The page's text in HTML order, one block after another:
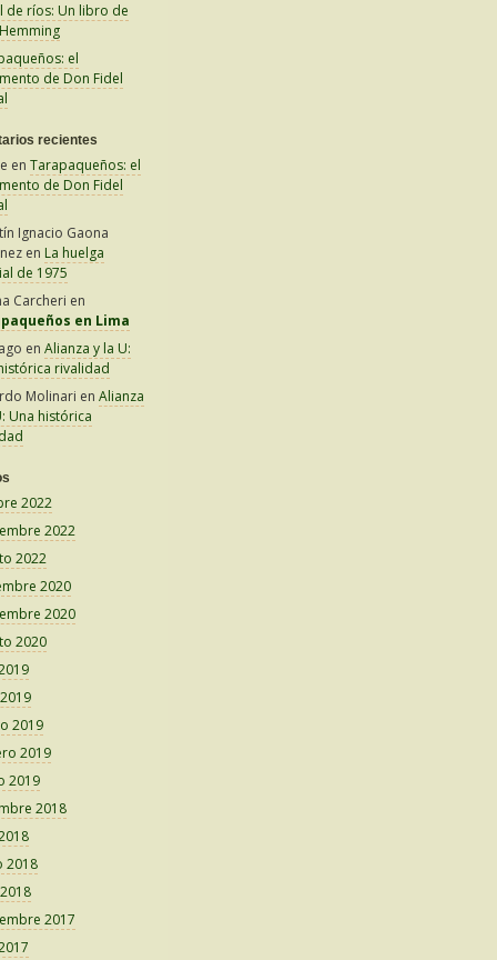
de ríos: Un libro de
el
de Don Fidel
recientes
enTarapaqueños: el
de Don Fidel
Ignacio Gaona
en La huelga
de 1975
Carcheri en
en Lima
enAlianza y la U:
rivalidad
Molinari enAlianza
Una histórica
2022
2022
2022
2020
2020
2020
2019
2019
2019
2018
2018
2017